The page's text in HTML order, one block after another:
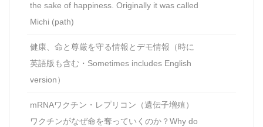
the sake of happiness. Originally it was called
Michi (path)
健康、命と尊厳を守る情報とデモ情報（時に
英語版も含む・Sometimes includes English
version）
mRNAワクチン・レプリコン（遺伝子増殖）
ワクチンがなぜ命を奪っていくのか？Why do